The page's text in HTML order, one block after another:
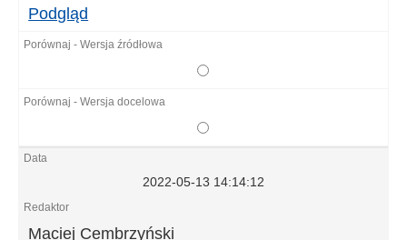
Podgląd
2022-05-13 14:14:12
Maciej Cembrzyński